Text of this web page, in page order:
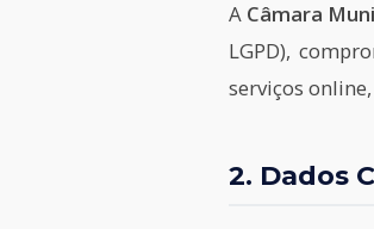
A Câmara
LGPD),
serviços
2. Dados